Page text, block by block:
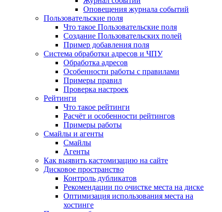
Оповещения журнала событий
Пользовательские поля
Что такое Пользовательские поля
Создание Пользовательских полей
Пример добавления поля
Система обработки адресов и ЧПУ
Обработка адресов
Особенности работы с правилами
Примеры правил
Проверка настроек
Рейтинги
Что такое рейтинги
Расчёт и особенности рейтингов
Примеры работы
Смайлы и агенты
Смайлы
Агенты
Как выявить кастомизацию на сайте
Дисковое пространство
Контроль дубликатов
Рекомендации по очистке места на диске
Оптимизация использования места на
хостинге